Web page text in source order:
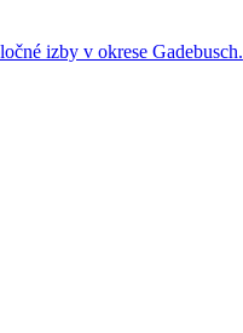
izby v okrese Gadebusch.